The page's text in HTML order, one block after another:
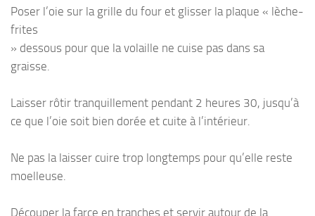
Poser l’oie sur la grille du four et glisser la plaque « lèche-
frites
» dessous pour que la volaille ne cuise pas dans sa
graisse.
Laisser rôtir tranquillement pendant 2 heures 30, jusqu’à
ce que l’oie soit bien dorée et cuite à l’intérieur.
Ne pas la laisser cuire trop longtemps pour qu’elle reste
moelleuse.
Découper la farce en tranches et servir autour de la